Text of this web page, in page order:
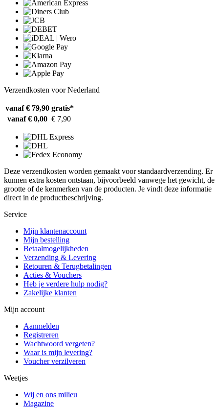
Verzendkosten voor Nederland
vanaf € 79,90 gratis*
vanaf € 0,00 € 7,90
Deze verzendkosten worden gemaakt voor standaardverzending. Er
kunnen extra kosten ontstaan, bijvoorbeeld vanwege het gewicht, de
grootte of de kenmerken van de producten. Je vindt deze informatie
direct in de productbeschrijving.
Service
Mijn klantenaccount
Mijn bestelling
Betaalmogelijkheden
Verzending & Levering
Retouren & Terugbetalingen
Acties & Vouchers
Heb je verdere hulp nodig?
Zakelijke klanten
Mijn account
Aanmelden
Registreren
Wachtwoord vergeten?
Waar is mijn levering?
Voucher verzilveren
Weetjes
Wij en ons milieu
Magazine